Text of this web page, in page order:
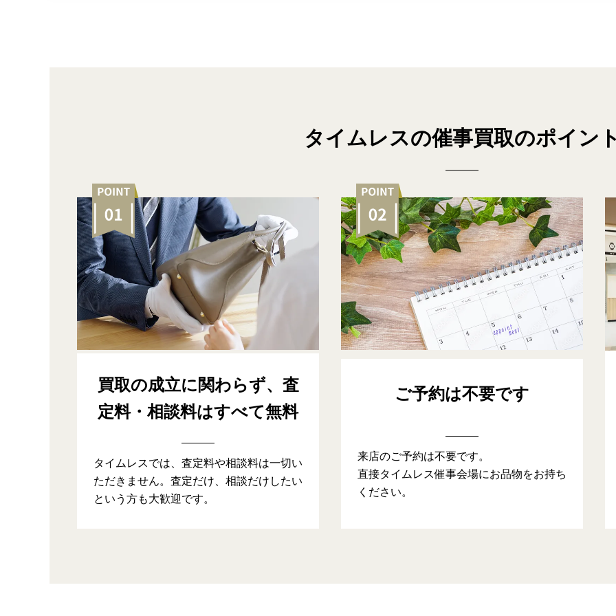
タイムレスの催事買取のポイン
買取の成立に関わらず、 査
定料・相談料はすべて無料
タイムレスでは、査定料や相談料は一切い
ただきません。査定だけ、相談だけしたい
という方も大歓迎です。
ご予約は不要です
来店のご予約は不要です。
直接タイムレス催事会場にお品物をお持ち
ください。